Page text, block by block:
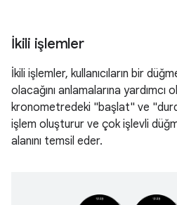
İkili işlemler
İkili işlemler, kullanıcıların bir
olacağını anlamalarına yardımcı
kronometredeki "başlat" ve
işlem oluşturur ve çok işlevli
alanını temsil eder.